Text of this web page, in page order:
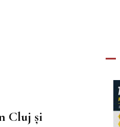
Cluj și